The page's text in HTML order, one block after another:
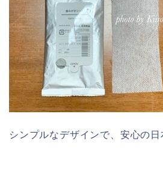
シンプルなデザインで、安心の日